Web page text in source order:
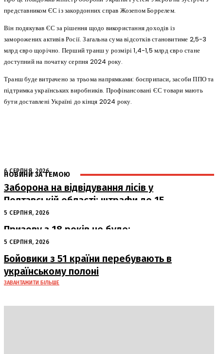
представником ЄС із закордонних справ Жозепом Боррелем.
Він подякував ЄС за рішення щодо використання доходів із
заморожених активів Росії. Загальна сума відсотків становитиме 2,5-3
млрд євро щорічно. Перший транш у розмірі 1,4-1,5 млрд євро стане
доступний на початку серпня 2024 року.
Транш буде витрачено за трьома напрямками: боєприпаси, засоби ППО та
підтримка українських виробників. Профінансовані ЄС товари мають
бути доставлені Україні до кінця 2024 року.
НОВИНИ ЗА ТЕМОЮ
6 СЕРПНЯ, 2026
Заборона на відвідування лісів у
Полтавській області: штрафи до 15
тисяч гривень
5 СЕРПНЯ, 2026
Призову з 18 років не буде:
офіційна позиція Офісу Президента
5 СЕРПНЯ, 2026
Бойовики з 51 країни перебувають в
українському полоні
ЗАВАНТАЖИТИ БІЛЬШЕ